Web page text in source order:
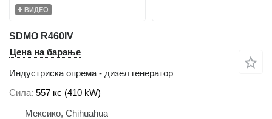
ВИДЕО
SDMO R460IV
Цена на барање
Индустриска опрема - дизел генератор
Сила 557 кс (410 kW)
Мексико, Chihuahua